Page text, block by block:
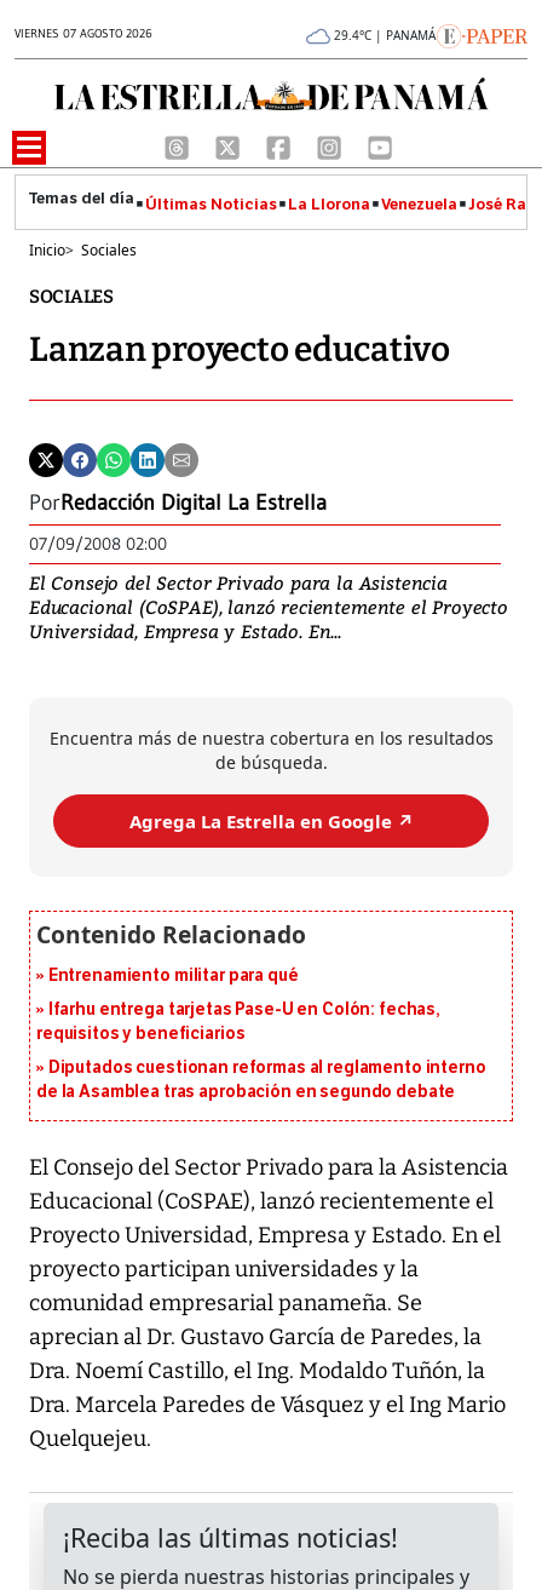
VIERNES 07 AGOSTO 2026 29.4°C | PANAMÁ
Últimas Noticias La Llorona Venezuela José
Inicio> Sociales
SOCIALES
Lanzan proyecto educativo
PorRedacción Digital La Estrella
07/09/2008 02:00
El Consejo del Sector Privado para la Asistencia
Educacional (CoSPAE), lanzó recientemente el Proyecto
Universidad, Empresa y Estado. En...
Encuentra más de nuestra cobertura en los resultados
de búsqueda.
Agrega La Estrella en Google ↗️
Entrenamiento militar para qué
Ifarhu entrega tarjetas Pase-U en Colón: fechas,
requisitos y beneficiarios
Diputados cuestionan reformas al reglamento interno
de la Asamblea tras aprobación en segundo debate
El Consejo del Sector Privado para la Asistencia
Educacional (CoSPAE), lanzó recientemente el
Proyecto Universidad, Empresa y Estado. En el
proyecto participan universidades y la
comunidad empresarial panameña. Se
aprecian al Dr. Gustavo García de Paredes, la
Dra. Noemí Castillo, el Ing. Modaldo Tuñón, la
Dra. Marcela Paredes de Vásquez y el Ing Mario
Quelquejeu.